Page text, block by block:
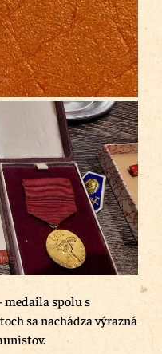
medaila spolu s
sa nachádza výrazná